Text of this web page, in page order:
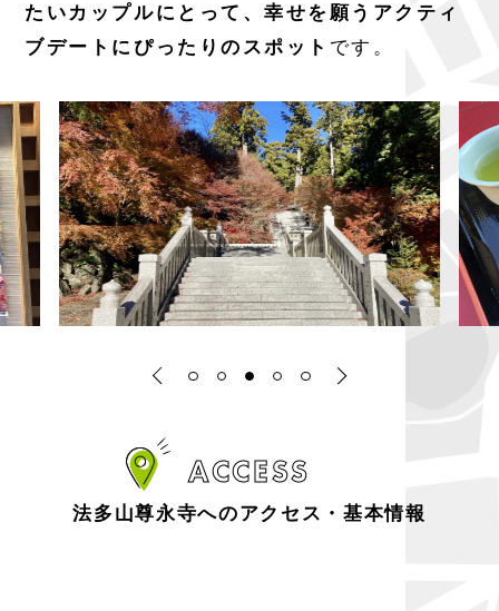
たいカップルにとって、幸せを願うアクティ
ブデートにぴったりのスポット です。
ACCESS
法多山尊永寺へのアクセス・基本情報